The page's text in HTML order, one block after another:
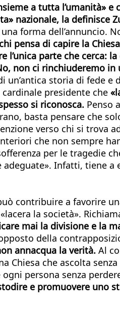
a tutta l’umanità» e
nazionale, la definisce
forma
pensa di capire la
l’unica parte che cerca:
non ci rinchiuderemo in
un’antica storia di fede
presidente che
si riconosca. Penso
basta pensare che
verso chi si trova
che non sempre
per le tragedie
Infatti, tiene
contribuire a favorire
la società».
mai la divisione e la
della
annacqua la verità. Al
Chiesa che ascolta
persona senza
e promuovere uno